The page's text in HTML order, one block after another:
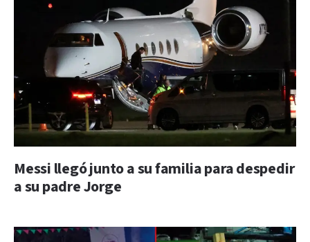
Messi llegó junto a su familia para despedir
a su padre Jorge